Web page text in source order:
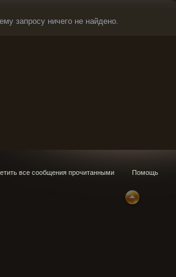
запросу ничего не найдено.
все сообщения прочитанными Помощь